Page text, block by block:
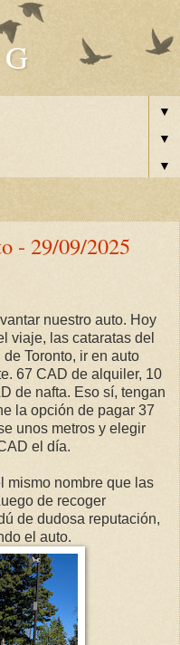
▼
▼
▼
- 29/09/2025
nuestro auto. Hoy
viaje, las cataratas del
Toronto, ir en auto
67 CAD de alquiler, 10
de nafta. Eso sí, tengan
la opción de pagar 37
unos metros y elegir
el día.
mismo nombre que las
de recoger
de dudosa reputación,
el auto.